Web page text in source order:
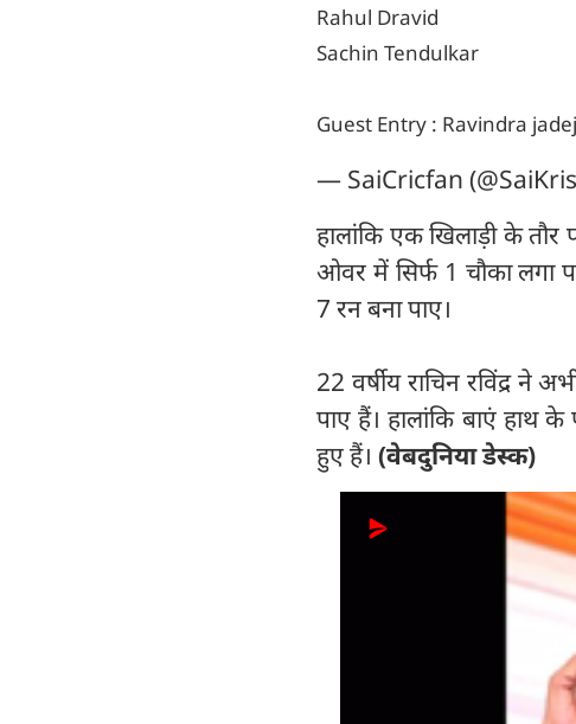
Rahul Dravid
Sachin Tendulkar
Guest Entry : Ravindra
— SaiCricfan
हालांकि एक खिलाड़ी के
ओवर में सिर्फ 1 चौका लगा
7 रन बना पाए।
22 वर्षीय राचिन रविंद्र
पाए हैं। हालांकि बाएं हाथ
हुए हैं। (वेबदुनिया डेस्क)